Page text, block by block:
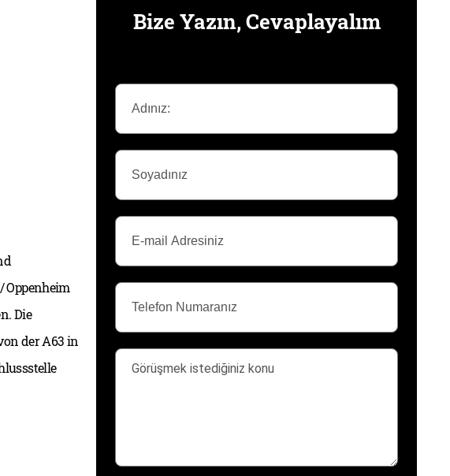
Oppenheim
Die
der A63 in
Bize Yazın, Cevaplayalım